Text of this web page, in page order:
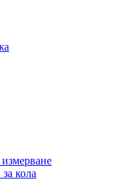
кола